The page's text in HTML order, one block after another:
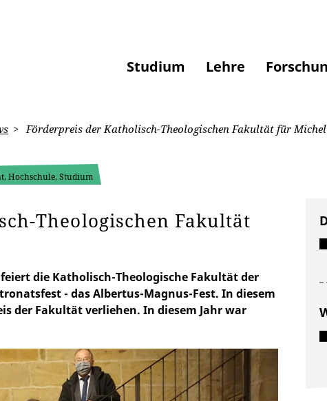
Studium Lehre
Förderpreis der Katholisch-Theologischen Fakultät für
Hochschule, Studium
Theologischen Fakultät
die Katholisch-Theologische Fakultät der
- das Albertus-Magnus-Fest. In diesem
der Fakultät verliehen. In diesem Jahr war